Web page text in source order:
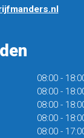
08:00-
08:00-
08:00-
08:00-
08:00-